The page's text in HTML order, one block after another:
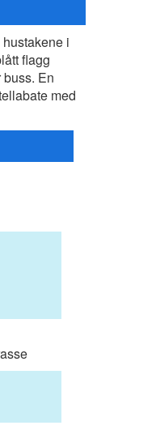
i
flagg
En
med